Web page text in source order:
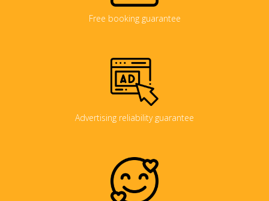
Free booking guarantee
Advertising reliability guarantee